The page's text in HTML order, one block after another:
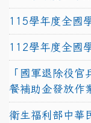
115學年度全國
112學年度全國
「國軍退除役
餐補助金發放作
衛生福利部中華